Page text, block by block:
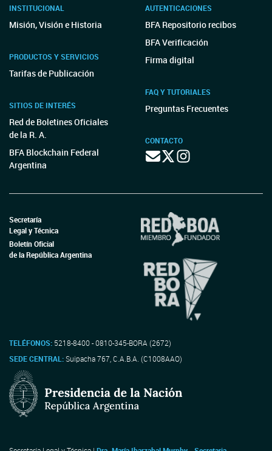
INSTITUCIONAL
Misión, Visión e Historia
PRODUCTOS Y SERVICIOS
Tarifas de Publicación
SITIOS DE INTERÉS
Red de Boletines Oficiales
de la R. A.
BFA Blockchain Federal
Argentina
AUTENTICACIONES
BFA Repositorio recibos
BFA Verificación
Firma digital
FAQ Y TUTORIALES
Preguntas Frecuentes
CONTACTO
Secretaría
Legal y Técnica
Boletín Oficial
de la República Argentina
TELÉFONOS: 5218-8400 - 0810-345-BORA (2672)
SEDE CENTRAL:Suipacha 767, C.A.B.A. (C1008AAO)